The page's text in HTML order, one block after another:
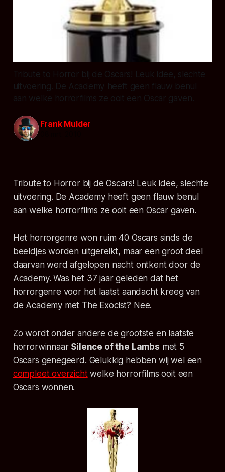
Tribute to Horror bij de Oscars! Leuk idee, slechte
uitvoering. De Academy heeft geen flauw benul
aan welke horrorfilms ze ooit een Oscar gaven.
Frank Mulder
Tribute to Horror bij de Oscars! Leuk idee, slechte
uitvoering. De Academy heeft geen flauw benul
aan welke horrorfilms ze ooit een Oscar gaven.
Het horrorgenre won ruim 40 Oscars sinds de
beeldjes worden uitgereikt, maar een groot deel
daarvan werd afgelopen nacht ontkent door de
Academy. Was het 37 jaar geleden dat het
horrorgenre voor het laatst aandacht kreeg van
de Academy met The Exocist? Nee.
Zo wordt onder andere de grootste en laatste
horrorwinnaar Silence of the Lambs met 5
Oscars genegeerd. Gelukkig hebben wij wel een
compleet overzichtwelke horrorfilms ooit een
Oscars wonnen.